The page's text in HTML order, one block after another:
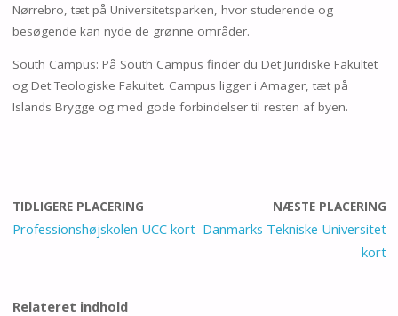
Nørrebro, tæt på Universitetsparken, hvor studerende og
besøgende kan nyde de grønne områder.
South Campus: På South Campus finder du Det Juridiske Fakultet
og Det Teologiske Fakultet. Campus ligger i Amager, tæt på
Islands Brygge og med gode forbindelser til resten af byen.
TIDLIGERE PLACERING
Professionshøjskolen UCC kort
NÆSTE PLACERING
Danmarks Tekniske Universitet
kort
Relateret indhold